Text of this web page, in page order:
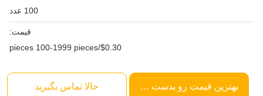
100 عدد
قیمت:
$0.30/pieces 100-1999 pieces
بهترین قیمت رو بدست بیار حالا تماس بگیرید